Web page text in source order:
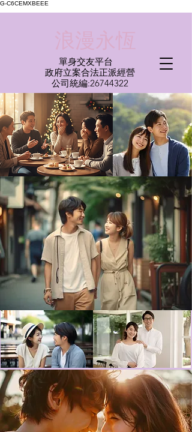
G-C6CEMXBEEE
單身交友平台
​政府立案合法正派經營​
​公司統編:26744322
​浪漫永恆